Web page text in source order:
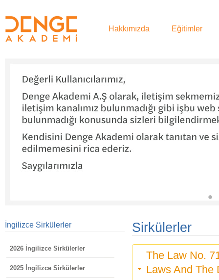
Hakkımızda Eğitimler
İngilizce Sirkülerler
2026 İngilizce Sirkülerler
2025 İngilizce Sirkülerler
Sirkülerler
The Law No.
Laws And The